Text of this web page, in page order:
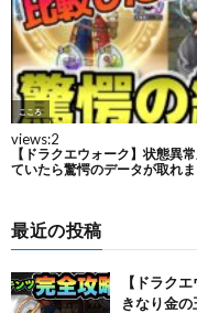
最近の投稿
【ドラク
きなり金の